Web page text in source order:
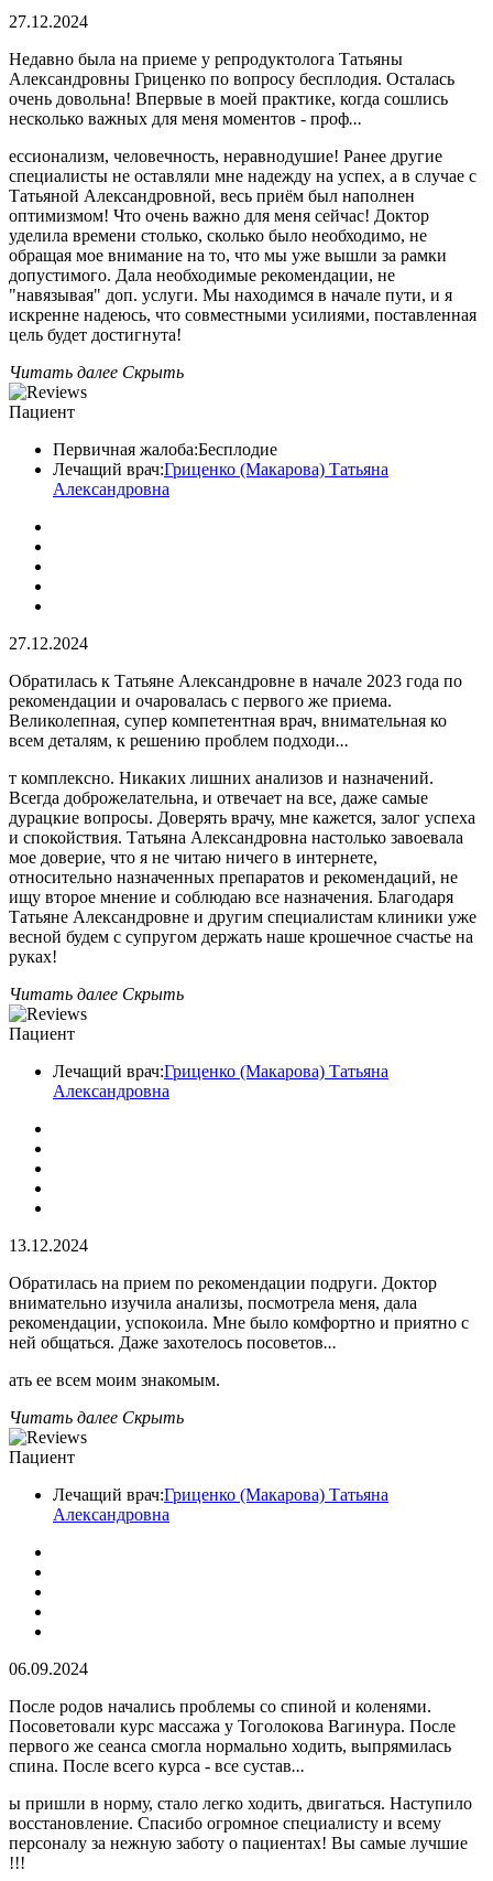
27.12.2024
Недавно была на приеме у репродуктолога Татьяны
Александровны Гриценко по вопросу бесплодия​. Осталась
очень довольна! Впервые в моей практике, когда сошлись
несколько важных для меня моментов - проф...
ессионализм, человечность, неравнодушие! Ранее другие
специалисты не оставляли мне надежду на успех, а в случае с
Татьяной Александровной, весь приём был наполнен
оптимизмом! Что очень важно для меня сейчас! Доктор
уделила времени столько, сколько было необходимо, не
обращая мое внимание на то, что мы уже вышли за рамки
допустимого. Дала необходимые рекомендации, не
"навязывая" доп. услуги. Мы находимся в начале пути, и я
искренне надеюсь, что совместными усилиями, поставленная
цель будет достигнута!
Читать далее Скрыть
Пациент
Первичная жалоба:Бесплодие
Лечащий врач:Гриценко (Макарова) Татьяна
Александровна
27.12.2024
Обратилась к Татьяне Александровне в начале 2023 года по
рекомендации и очаровалась с первого же приема.
Великолепная, супер компетентная врач, внимательная ко
всем деталям, к решению проблем подходи...
т комплексно. Никаких лишних анализов​ и назначений.
Всегда доброжелательна, и отвечает на все, даже самые
дурацкие вопросы. Доверять врачу, мне кажется, залог успеха
и спокойствия. Татьяна Александровна настолько завоевала
мое доверие, что я не читаю ничего в интернете,
относительно назначенных препаратов и рекомендаций, не
ищу второе мнение и соблюдаю все назначения. Благодаря
Татьяне Александровне и другим специалистам клиники уже
весной будем с супругом держать наше крошечное счастье на
руках!
Читать далее Скрыть
Пациент
Лечащий врач:Гриценко (Макарова) Татьяна
Александровна
13.12.2024
Обратилась на прием по рекомендации подруги. Доктор
внимательно изучила анализы​, посмотрела меня, дала
рекомендации, успокоила. Мне было комфортно и приятно с
ней общаться. Даже захотелось посоветов...
ать ее всем моим знакомым.
Читать далее Скрыть
Пациент
Лечащий врач:Гриценко (Макарова) Татьяна
Александровна
06.09.2024
После родов начались проблемы со спиной и коленями.
Посоветовали курс массажа у Тоголокова Вагинура. После
первого же сеанса смогла нормально ходить, выпрямилась
спина. После всего курса - все сустав...
ы пришли в норму, стало легко ходить, двигаться. Наступило
восстановление. Спасибо огромное специалисту и всему
персоналу за нежную заботу о пациентах! Вы самые лучшие
!!!